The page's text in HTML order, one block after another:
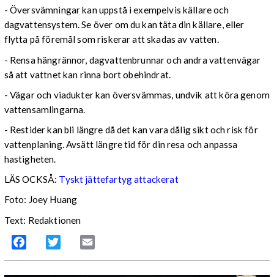
- Översvämningar kan uppstå i exempelvis källare och
dagvattensystem. Se över om du kan täta din källare, eller
flytta på föremål som riskerar att skadas av vatten.
- Rensa hängrännor, dagvattenbrunnar och andra vattenvägar
så att vattnet kan rinna bort obehindrat.
- Vägar och viadukter kan översvämmas, undvik att köra genom
vattensamlingarna.
- Restider kan bli längre då det kan vara dålig sikt och risk för
vattenplaning. Avsätt längre tid för din resa och anpassa
hastigheten.
LÄS OCKSÅ: Tyskt jättefartyg attackerat
Foto: Joey Huang
Text: Redaktionen
Facebook Twitter